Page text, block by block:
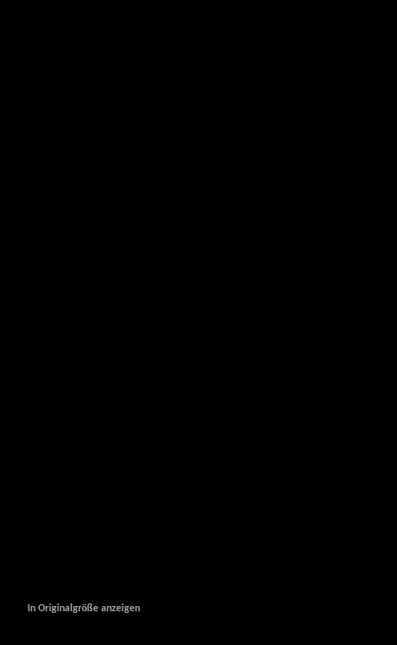
In Originalgröße anzeigen
In Originalgröße anzeigen
In Originalgröße anzeigen